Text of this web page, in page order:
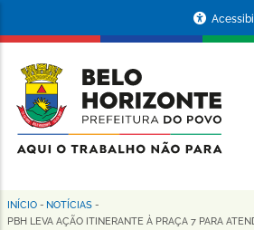
conteúdo
principal
da
Prefeitura
de
Horizonte
Trilha
INÍCIO - NOTÍCIAS -
PBH LEVA AÇÃO ITINERANTE À PRAÇA 7 PARA